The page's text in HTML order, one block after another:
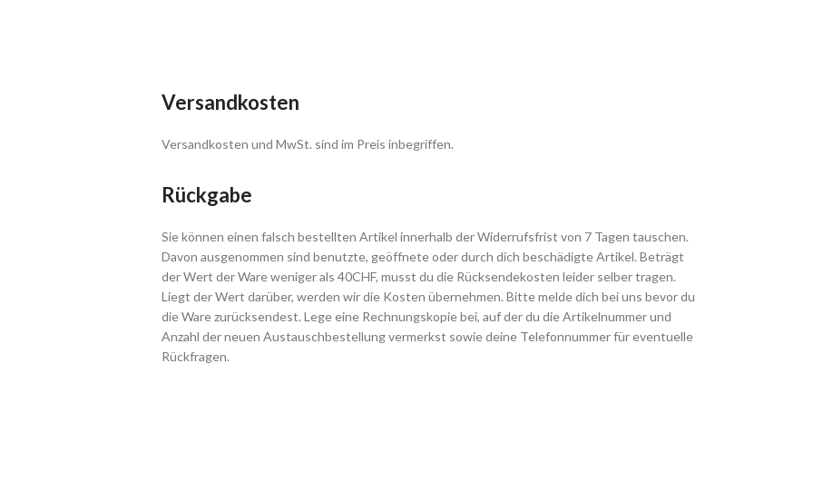
Versandkosten
Versandkosten und MwSt. sind im Preis inbegriffen.
Rückgabe
Sie können einen falsch bestellten Artikel innerhalb der Widerrufsfrist von 7 Tagen tauschen.
Davon ausgenommen sind benutzte, geöffnete oder durch dich beschädigte Artikel. Beträgt
der Wert der Ware weniger als 40CHF, musst du die Rücksendekosten leider selber tragen.
Liegt der Wert darüber, werden wir die Kosten übernehmen. Bitte melde dich bei uns bevor du
die Ware zurücksendest. Lege eine Rechnungskopie bei, auf der du die Artikelnummer und
Anzahl der neuen Austauschbestellung vermerkst sowie deine Telefonnummer für eventuelle
Rückfragen.